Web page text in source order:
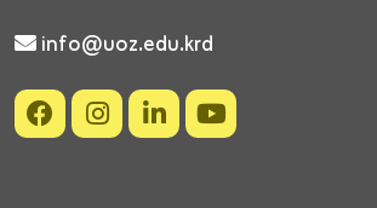
info@uoz.edu.krd